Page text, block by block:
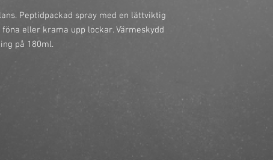
Peptidpackad spray med en lättviktig
eller krama upp lockar. Värmeskydd
på 180ml.